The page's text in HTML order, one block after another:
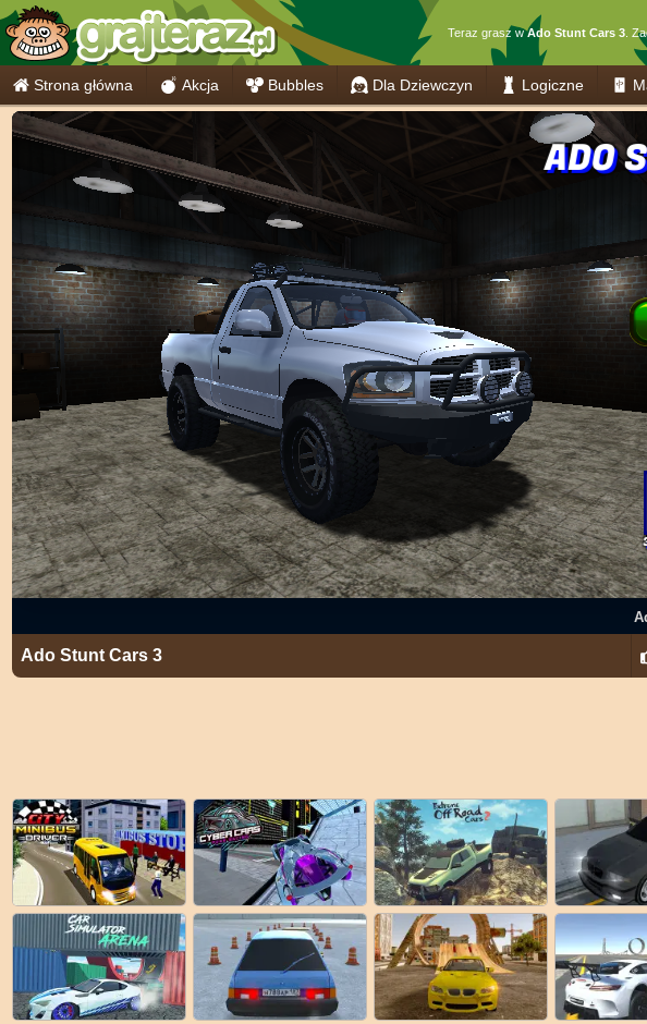
Teraz grasz wAdo Stunt Cars 3.
Strona główna Akcja Bubbles Dla Dziewczyn Logiczne
Ado Stunt Cars 3